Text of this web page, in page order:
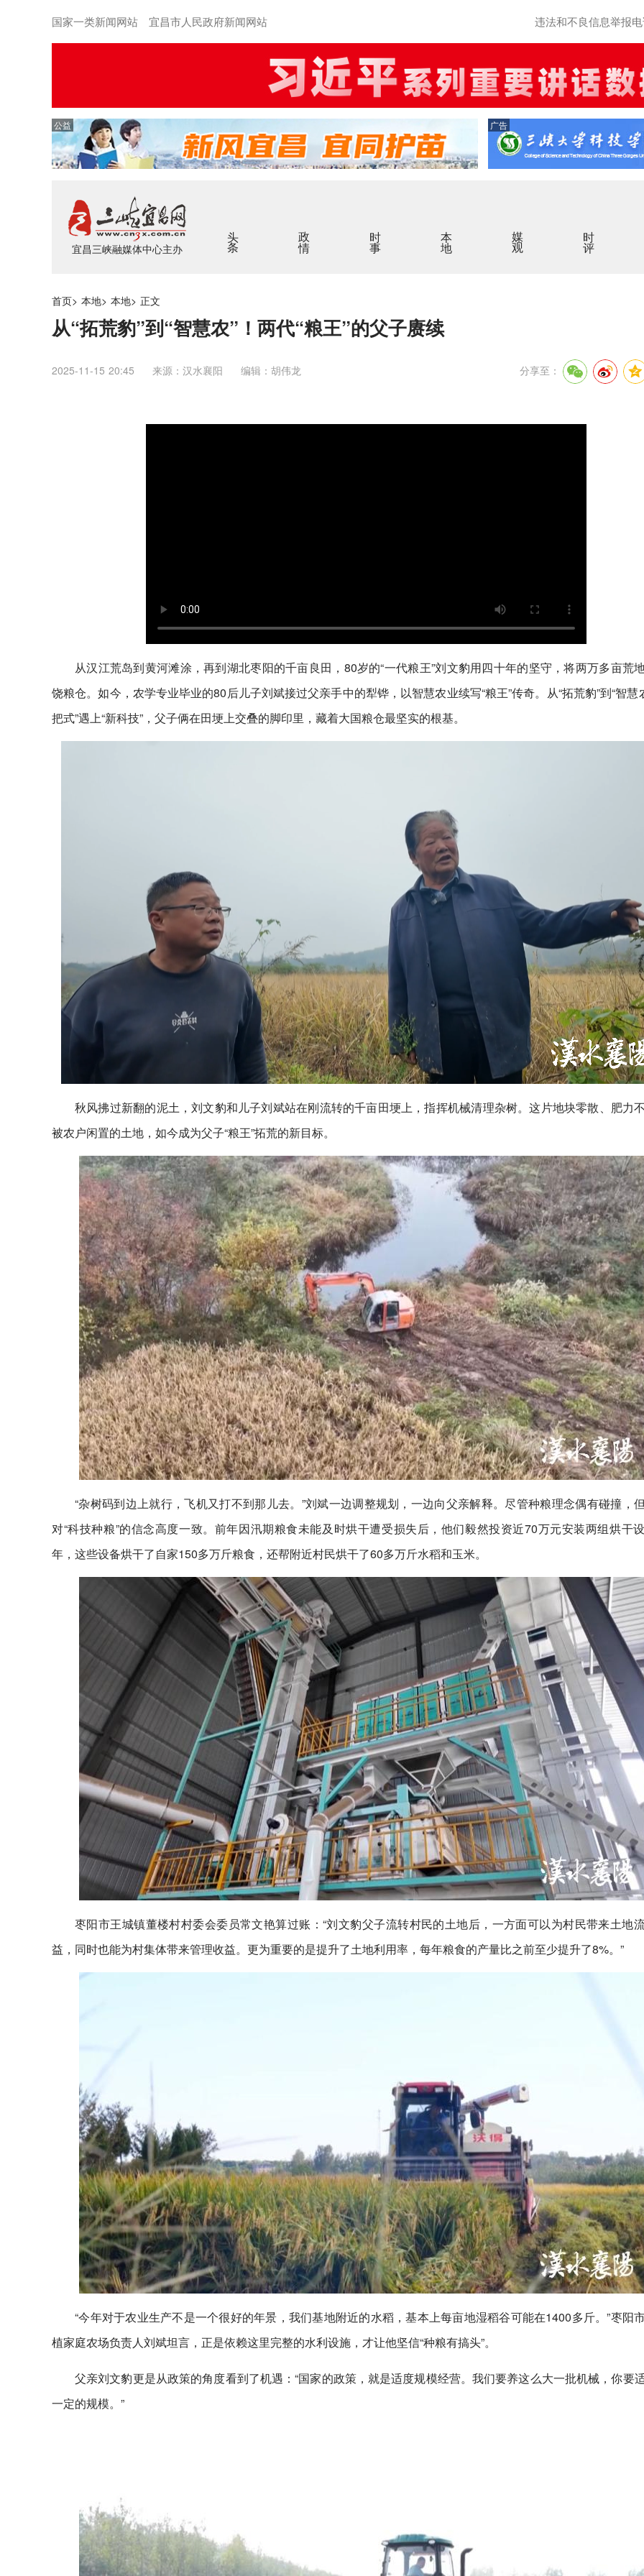
国家一类新闻网站 宜昌市人民政府新闻网站 违法和不良信息举报
公益 广告
宜昌三峡融媒体中心主办
头条 政情 时事 本地 媒观 时评
首页> 本地> 本地> 正文
从“拓荒豹”到“智慧农”！两代“粮王”的父子赓续
2025-11-15 20:45 来源：汉水襄阳 编辑：胡伟龙 分享至：
从汉江荒岛到黄河滩涂，再到湖北枣阳的千亩良田，80岁的“一代粮王”刘文豹用四十年的坚守，将两万多亩荒
饶粮仓。如今，农学专业毕业的80后儿子刘斌接过父亲手中的犁铧，以智慧农业续写“粮王”传奇。从“拓荒豹”到“智慧
把式”遇上“新科技”，父子俩在田埂上交叠的脚印里，藏着大国粮仓最坚实的根基。
秋风拂过新翻的泥土，刘文豹和儿子刘斌站在刚流转的千亩田埂上，指挥机械清理杂树。这片地块零散、肥力
被农户闲置的土地，如今成为父子“粮王”拓荒的新目标。
“杂树码到边上就行，飞机又打不到那儿去。”刘斌一边调整规划，一边向父亲解释。尽管种粮理念偶有碰撞，
对“科技种粮”的信念高度一致。前年因汛期粮食未能及时烘干遭受损失后，他们毅然投资近70万元安装两组烘干
年，这些设备烘干了自家150多万斤粮食，还帮附近村民烘干了60多万斤水稻和玉米。
枣阳市王城镇董楼村村委会委员常文艳算过账：“刘文豹父子流转村民的土地后，一方面可以为村民带来土地
益，同时也能为村集体带来管理收益。更为重要的是提升了土地利用率，每年粮食的产量比之前至少提升了8%。”
“今年对于农业生产不是一个很好的年景，我们基地附近的水稻，基本上每亩地湿稻谷可能在1400多斤。”枣阳
植家庭农场负责人刘斌坦言，正是依赖这里完整的水利设施，才让他坚信“种粮有搞头”。
父亲刘文豹更是从政策的角度看到了机遇：“国家的政策，就是适度规模经营。我们要养这么大一批机械，你要
一定的规模。”